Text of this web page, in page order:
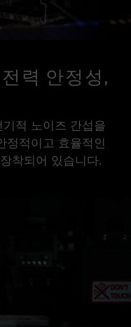
전력 안정성,
기적 노이즈 간섭을
정적이고 효율적인
착되어 있습니다.